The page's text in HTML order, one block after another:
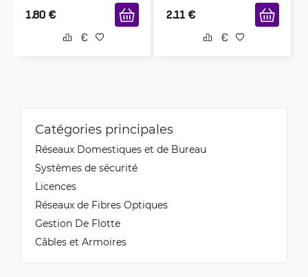
1.80 € 2.11 €
Catégories principales
Réseaux Domestiques et de Bureau
Systèmes de sécurité
Licences
Réseaux de Fibres Optiques
Gestion De Flotte
Câbles et Armoires